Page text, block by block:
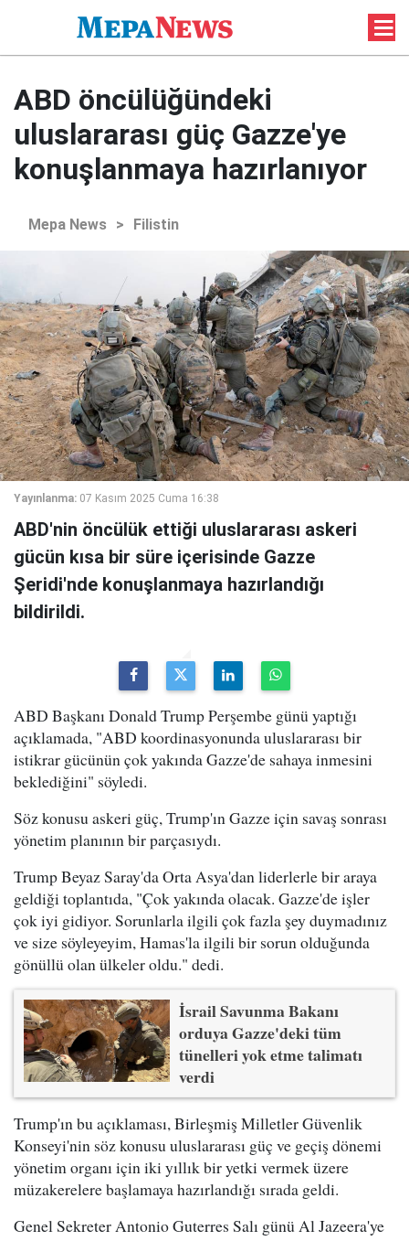
ABD öncülüğündeki
uluslararası güç Gazze'ye
konuşlanmaya hazırlanıyor
Mepa News > Filistin
Yayınlanma: 07 Kasım 2025 Cuma 16:38
ABD'nin öncülük ettiği uluslararası askeri
gücün kısa bir süre içerisinde Gazze
Şeridi'nde konuşlanmaya hazırlandığı
bildirildi.
ABD Başkanı Donald Trump Perşembe günü yaptığı
açıklamada, "ABD koordinasyonunda uluslararası bir
istikrar gücünün çok yakında Gazze'de sahaya inmesini
beklediğini" söyledi.
Söz konusu askeri güç, Trump'ın Gazze için savaş sonrası
yönetim planının bir parçasıydı.
Trump Beyaz Saray'da Orta Asya'dan liderlerle bir araya
geldiği toplantıda, "Çok yakında olacak. Gazze'de işler
çok iyi gidiyor. Sorunlarla ilgili çok fazla şey duymadınız
ve size söyleyeyim, Hamas'la ilgili bir sorun olduğunda
gönüllü olan ülkeler oldu." dedi.
İsrail Savunma Bakanı
orduya Gazze'deki tüm
tünelleri yok etme talimatı
verdi
Trump'ın bu açıklaması, Birleşmiş Milletler Güvenlik
Konseyi'nin söz konusu uluslararası güç ve geçiş dönemi
yönetim organı için iki yıllık bir yetki vermek üzere
müzakerelere başlamaya hazırlandığı sırada geldi.
Genel Sekreter Antonio Guterres Salı günü Al Jazeera'ye